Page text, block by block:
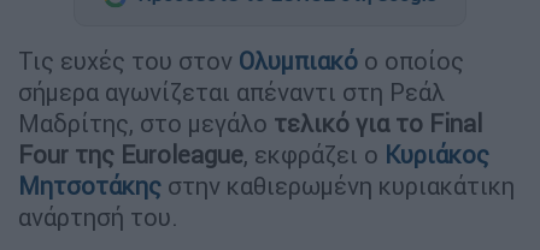
Τις ευχές του στον Ολυμπιακό ο οποίος
σήμερα αγωνίζεται απέναντι στη Ρεάλ
Μαδρίτης, στο μεγάλο τελικό για το Final
Four της Euroleague, εκφράζει ο Κυριάκος
Μητσοτάκης στην καθιερωμένη κυριακάτικη
ανάρτησή του.